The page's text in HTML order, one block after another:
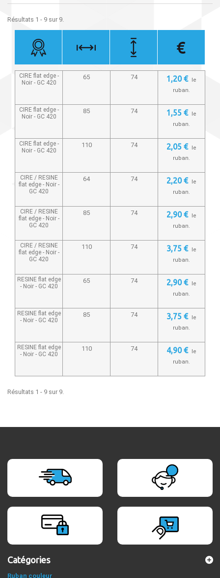
Résultats 1 - 9 sur 9.
CIRE flat edge -
Noir - GC 420
65 74 1,20 € le
ruban.
CIRE flat edge -
Noir - GC 420
85 74 1,55 € le
ruban.
CIRE flat edge -
Noir - GC 420
110 74 2,05 € le
ruban.
CIRE / RESINE
flat edge - Noir -
GC 420
64 74 2,20 € le
ruban.
CIRE / RESINE
flat edge - Noir -
GC 420
85 74 2,90 € le
ruban.
CIRE / RESINE
flat edge - Noir -
GC 420
110 74 3,75 € le
ruban.
RESINE flat edge
- Noir - GC 420
65 74 2,90 € le
ruban.
RESINE flat edge
- Noir - GC 420
85 74 3,75 € le
ruban.
RESINE flat edge
- Noir - GC 420
110 74 4,90 € le
ruban.
Résultats 1 - 9 sur 9.
Catégories
Ruban couleur